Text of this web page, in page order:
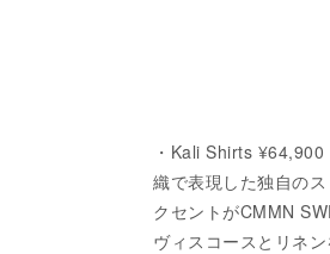
・Kali Shirts
織で表現した独自の
クセントがCMMN
ヴィスコースとリネ